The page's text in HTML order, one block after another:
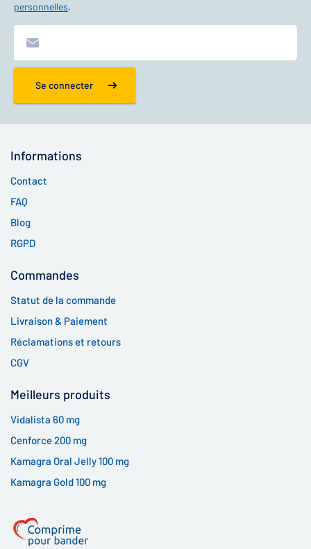
personnelles.
Se connecter
Informations
Contact
FAQ
Blog
RGPD
Commandes
Statut de la commande
Livraison & Paiement
Réclamations et retours
CGV
Meilleurs produits
Vidalista 60 mg
Cenforce 200 mg
Kamagra Oral Jelly 100 mg
Kamagra Gold 100 mg